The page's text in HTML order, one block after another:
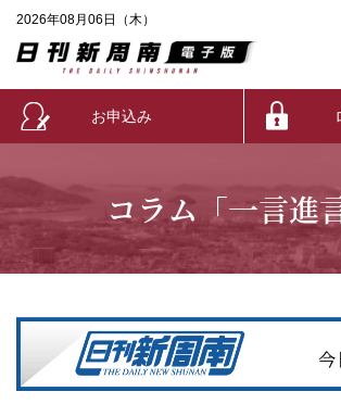
2026年08月06日（木）
お申込み
コラム「一言進